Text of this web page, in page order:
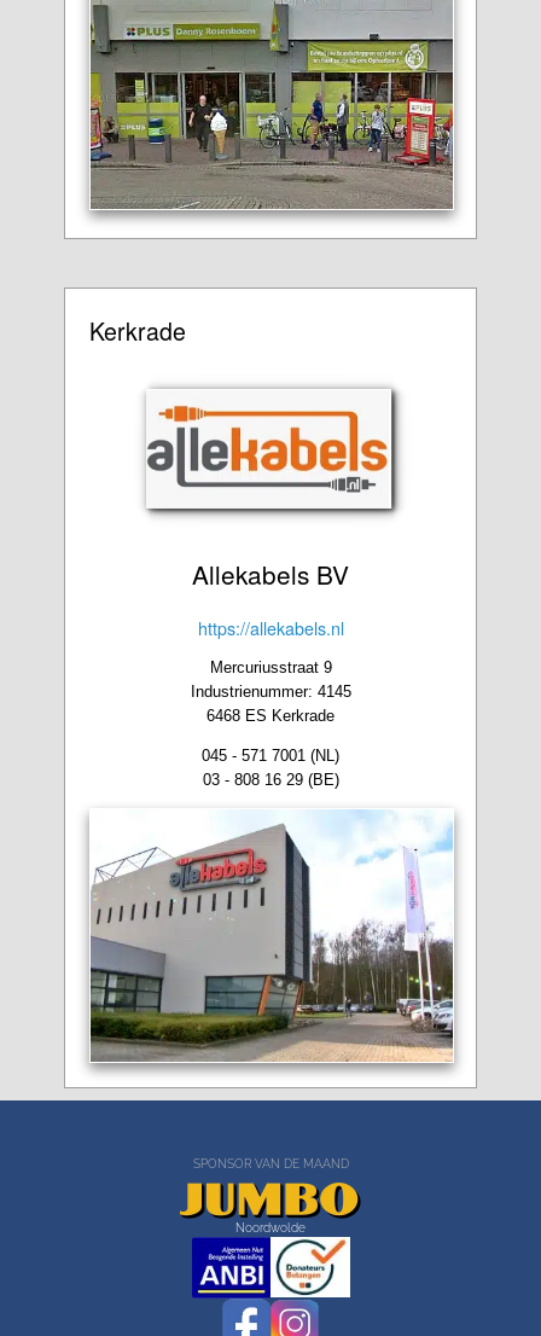
Kerkrade
Allekabels BV
https://allekabels.nl
Mercuriusstraat 9
Industrienummer: 4145
6468 ES Kerkrade
045 - 571 7001 (NL)
03 - 808 16 29 (BE)
SPONSOR VAN DE MAAND
Noordwolde